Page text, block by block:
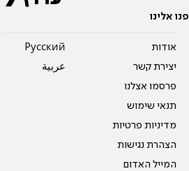
פנו אלינו
אודות
יצירת קשר
פרסמו אצלנו
תנאי שימוש
מדיניות פרטיות
הצהרת נגישות
המייל האדום
Pусский
عربية